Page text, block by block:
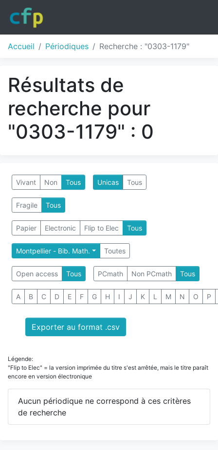
Accueil Périodiques Recherche : "0303-1179"
Résultats de
recherche pour
"0303-1179" : 0
Vivant Non Tous Unicas Tous
Fragile Tous
Papier Electronic Flip to Elec Tous
Montpellier - Bib. Math. Toutes
Open access Tous PCmath Non PCmath Tous
A B C D E F G H I J K L M N O P
Exporter au format .csv
Légende:
"Flip to Elec" = la version imprimée du titre s'est arrêtée, mais le titre paraît
encore en version électronique
Aucun périodique ne correspond à ces critères
de recherche